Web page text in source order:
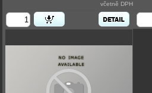
včetně DPH